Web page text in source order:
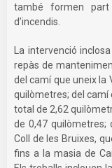
també formen
d’incendis.
La intervenció
repàs de
del camí que uneix la
quilòmetres; del camí
total de 2,62
de 0,47 quilòmetres;
Coll de les Bruixes,
fins a la masia de